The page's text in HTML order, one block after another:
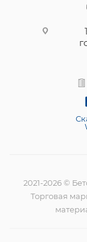
2021-2026 ©
Торговая